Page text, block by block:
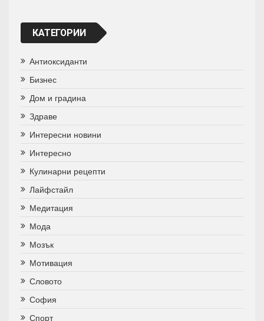
КАТЕГОРИИ
Антиоксиданти
Бизнес
Дом и градина
Здраве
Интересни новини
Интересно
Кулинарни рецепти
Лайфстайл
Медитация
Мода
Мозък
Мотивация
Словото
София
Спорт